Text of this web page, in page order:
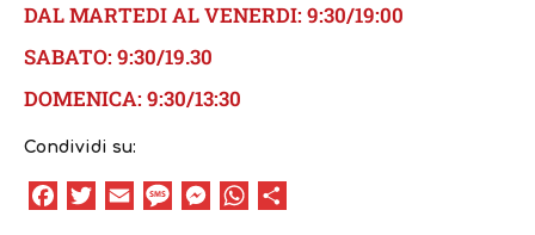
DAL MARTEDI AL VENERDI: 9:30/19:00
SABATO: 9:30/19.30
DOMENICA: 9:30/13:30
Condividi su:
Facebook
TwitterEmailMessageMessenger
WhatsApp